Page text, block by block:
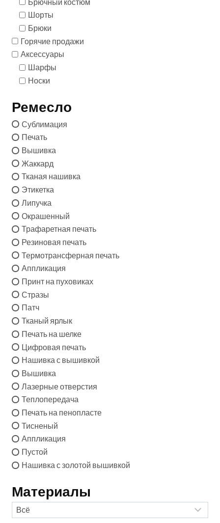
Шорты
Брюки
Горячие продажи
Аксессуары
Шарфы
Носки
Ремесло
Сублимация
Печать
Вышивка
Жаккард
Тканая нашивка
Этикетка
Липучка
Окрашенный
Трафаретная печать
Резиновая печать
Термотрансферная печать
Аппликация
Принт на пуховиках
Стразы
Патч
Тканый ярлык
Печать на шелке
Цифровая печать
Нашивка с вышивкой
Вышивка
Лазерные отверстия
Теплопередача
Печать на пенопласте
Тисненый
Аппликация
Пустой
Нашивка с золотой вышивкой
Материалы